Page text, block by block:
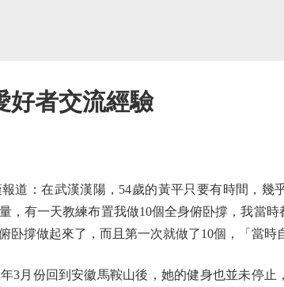
好者交流經驗
：在武漢漢陽，54歲的黃平只要有時間，幾
，有一天教練布置我做10個全身俯卧撐，我當
卧撐做起來了，而且第一次就做了10個，「當時
份回到安徽馬鞍山後，她的健身也並未停止